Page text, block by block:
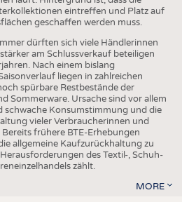
eintreffen und Platz auf
geschaffen werden muss.
dürften sich viele Händlerinnen
am Schlussverkauf beteiligen
Nach einem bislang
liegen in zahlreichen
spürbare Restbestände der
Sommerware. Ursache sind vor allem
schwache Konsumstimmung und die
vieler Verbraucherinnen und
frühere BTE-Erhebungen
allgemeine Kaufzurückhaltung zu
des Textil-, Schuh-
zählt.
MORE